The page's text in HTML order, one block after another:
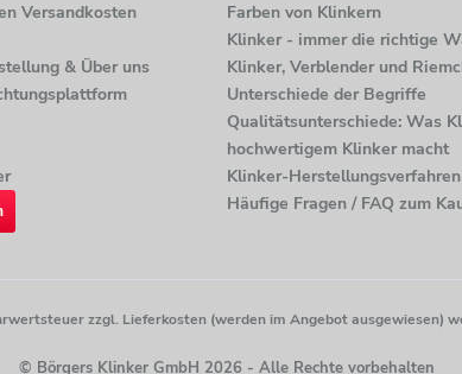
Versandkosten
& Über uns
Farben von Klinkern
Klinker - immer die richtige
Klinker, Verblender und
Unterschiede der Begriffe
Qualitätsunterschiede: Was
hochwertigem Klinker macht
Klinker-Herstellungsverfahren
Häufige Fragen / FAQ zum
zzgl. Lieferkosten (werden im Angebot ausgewiesen)
© Börgers Klinker GmbH 2026 - Alle Rechte vorbehalten